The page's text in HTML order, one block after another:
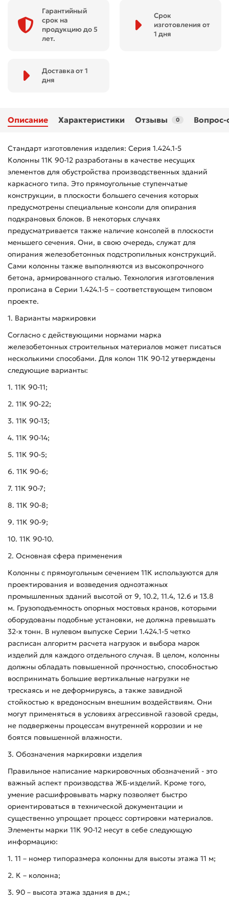
Гарантийный
срок на
продукцию до 5
лет.
Срок
изготовления от
1 дня
Доставка от 1
дня
Описание Характеристики Отзывы 0 Вопрос-
Стандарт изготовления изделия: Серия 1.424.1-5
Колонны 11К 90-12 разработаны в качестве несущих
элементов для обустройства производственных зданий
каркасного типа. Это прямоугольные ступенчатые
конструкции, в плоскости большего сечения которых
предусмотрены специальные консоли для опирания
подкрановых блоков. В некоторых случаях
предусматривается также наличие консолей в плоскости
меньшего сечения. Они, в свою очередь, служат для
опирания железобетонных подстропильных конструкций.
Сами колонны также выполняются из высокопрочного
бетона, армированного сталью. Технология изготовления
прописана в Серии 1.424.1-5 – соответствующем типовом
проекте.
1. Варианты маркировки
Согласно с действующими нормами марка
железобетонных строительных материалов может писаться
несколькими способами. Для колон 11К 90-12 утверждены
следующие варианты:
1. 11К 90-11;
2. 11К 90-22;
3. 11К 90-13;
4. 11К 90-14;
5. 11К 90-5;
6. 11К 90-6;
7. 11К 90-7;
8. 11К 90-8;
9. 11К 90-9;
10. 11К 90-10.
2. Основная сфера применения
Колонны с прямоугольным сечением 11К используются для
проектирования и возведения одноэтажных
промышленных зданий высотой от 9, 10.2, 11.4, 12.6 и 13.8
м. Грузоподъемность опорных мостовых кранов, которыми
оборудованы подобные установки, не должна превышать
32-х тонн. В нулевом выпуске Серии 1.424.1-5 четко
расписан алгоритм расчета нагрузок и выбора марок
изделий для каждого отдельного случая. В целом, колонны
должны обладать повышенной прочностью, способностью
воспринимать большие вертикальные нагрузки не
трескаясь и не деформируясь, а также завидной
стойкостью к вредоносным внешним воздействиям. Они
могут применяться в условиях агрессивной газовой среды,
не подвержены процессам внутренней коррозии и не
боятся повышенной влажности.
3. Обозначения маркировки изделия
Правильное написание маркировочных обозначений - это
важный аспект производства ЖБ-изделий. Кроме того,
умение расшифровывать марку позволяет быстро
ориентироваться в технической документации и
существенно упрощает процесс сортировки материалов.
Элементы марки 11К 90-12 несут в себе следующую
информацию:
1. 11 – номер типоразмера колонны для высоты этажа 11 м;
2. К – колонна;
3. 90 – высота этажа здания в дм.;